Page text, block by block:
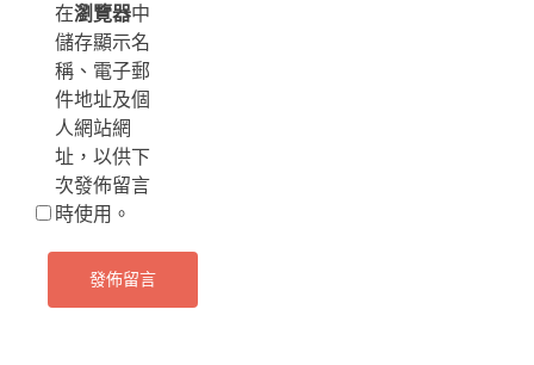
在瀏覽器中
儲存顯示名
稱、電子郵
件地址及個
人網站網
址，以供下
次發佈留言
時使用。